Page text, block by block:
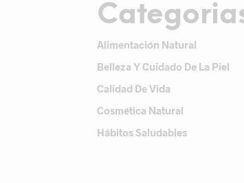
Alimentación Natural
Belleza Y Cuidado De La Piel
Calidad De Vida
Cosmética Natural
Hábitos Saludables